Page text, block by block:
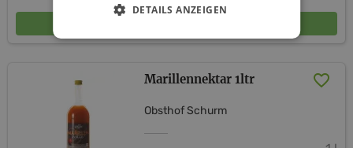
Marillennektar 1ltr
Obsthof Schurm
DETAILS ANZEIGEN